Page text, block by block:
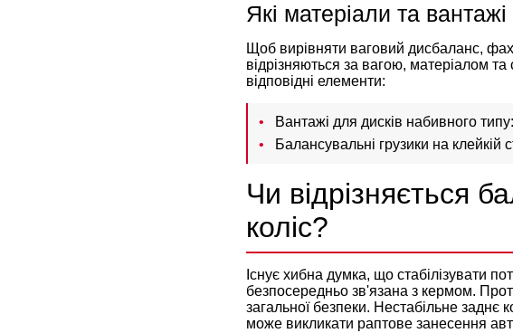
Які матеріали та
Щоб вирівняти ваговий дисбаланс,
відрізняються за вагою, матеріалом
відповідні елементи:
Вантажі для дисків набивного
Балансувальні грузики на клейкій
Чи відрізняється
коліс?
Існує хибна думка, що стабілізувати
безпосередньо зв'язана з кермом.
загальної безпеки. Нестабільне заднє
може викликати раптове занесення